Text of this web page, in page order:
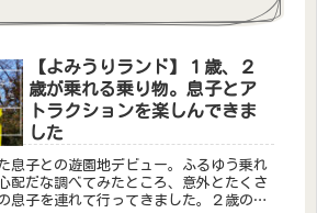
【よみうりランド】１歳、２
歳が乗れる乗り物。息子とア
トラクションを楽しんできま
した
息子との遊園地デビュー。ふるゆう乗れ
配だな調べてみたところ、意外とたくさ
息子を連れて行ってきました。２歳の時